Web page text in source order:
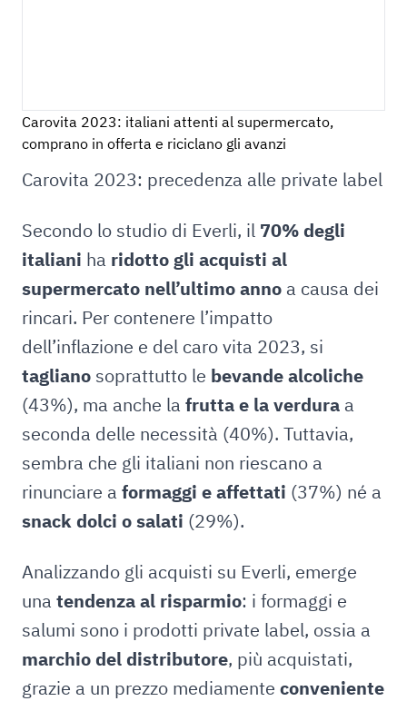
Carovita 2023: italiani attenti al supermercato,
comprano in offerta e riciclano gli avanzi
Carovita 2023: precedenza alle private label
Secondo lo studio di Everli, il 70% degli
italiani ha ridotto gli acquisti al
supermercato nell’ultimo anno a causa dei
rincari. Per contenere l’impatto
dell’inflazione e del caro vita 2023, si
tagliano soprattutto le bevande alcoliche
(43%), ma anche la frutta e la verdura a
seconda delle necessità (40%). Tuttavia,
sembra che gli italiani non riescano a
rinunciare a formaggi e affettati (37%) né a
snack dolci o salati (29%).
Analizzando gli acquisti su Everli, emerge
una tendenza al risparmio: i formaggi e
salumi sono i prodotti private label, ossia a
marchio del distributore, più acquistati,
grazie a un prezzo mediamente conveniente